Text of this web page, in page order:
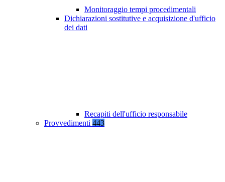
Monitoraggio tempi procedimentali
Dichiarazioni sostitutive e acquisizione d'ufficio
dei dati
Recapiti dell'ufficio responsabile
Provvedimenti 443